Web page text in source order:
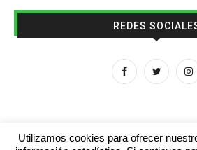
REDES
Utilizamos cookies para ofrecer